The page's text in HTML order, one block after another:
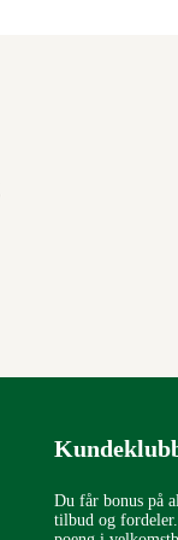
Du får bonus på
tilbud og